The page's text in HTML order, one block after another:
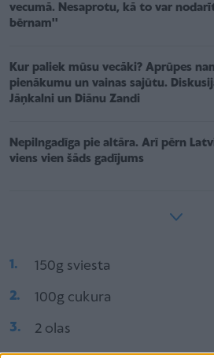
vecumā. Nesaprotu, kā to var
bērnam''
Kur paliek mūsu vecāki? Aprūpes
pienākumu un vainas sajūtu.
Jāņkalni un Diānu Zandi
Nepilngadīga pie altāra. Arī pērn
viens vien šāds gadījums
150g sviesta
100g cukura
2 olas